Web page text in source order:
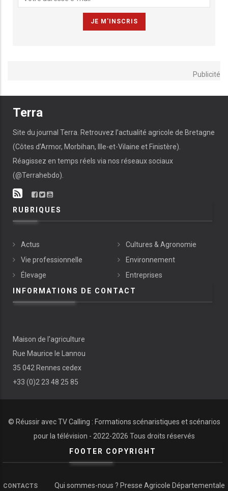
Publicité
Terra
Site du journal Terra. Retrouvez l’actualité agricole de Bretagne
(Côtes d’Armor, Morbihan, Ille-et-Vilaine et Finistère).
Réagissez en temps réels via nos réseaux sociaux
(@Terrahebdo).
RUBRIQUES
Actus
Vie professionnelle
Élevage
Cultures & Agronomie
Environnement
Entreprises
INFORMATIONS DE CONTACT
Maison de l'agriculture
Rue Maurice le Lannou
35 042 Rennes cedex
+33 (0)2 23 48 25 85
© Réussir avecTV Calling : Formations scénaristiques et scénarios
pour la télévision - 2022-2026 Tous droits réservés
FOOTER COPYRIGHT
CONTACTS Qui sommes-nous ? Presse Agricole Départementale